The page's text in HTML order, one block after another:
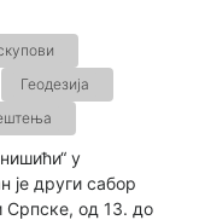
Геодезија
у
је други сабор
Српске, од 13. до